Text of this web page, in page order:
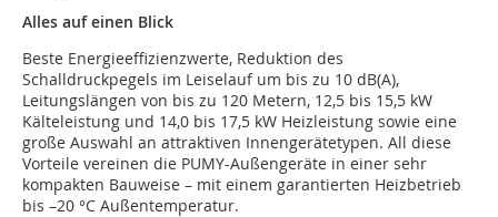
Alles auf einen Blick
Beste Energieeffizienzwerte, Reduktion des
Schalldruckpegels im Leiselauf um bis zu 10 dB(A),
Leitungslängen von bis zu 120 Metern, 12,5 bis 15,5 kW
Kälteleistung und 14,0 bis 17,5 kW Heizleistung sowie eine
große Auswahl an attraktiven Innengerätetypen. All diese
Vorteile vereinen die PUMY-Außengeräte in einer sehr
kompakten Bauweise – mit einem garantierten Heizbetrieb
bis –20 °C Außentemperatur.